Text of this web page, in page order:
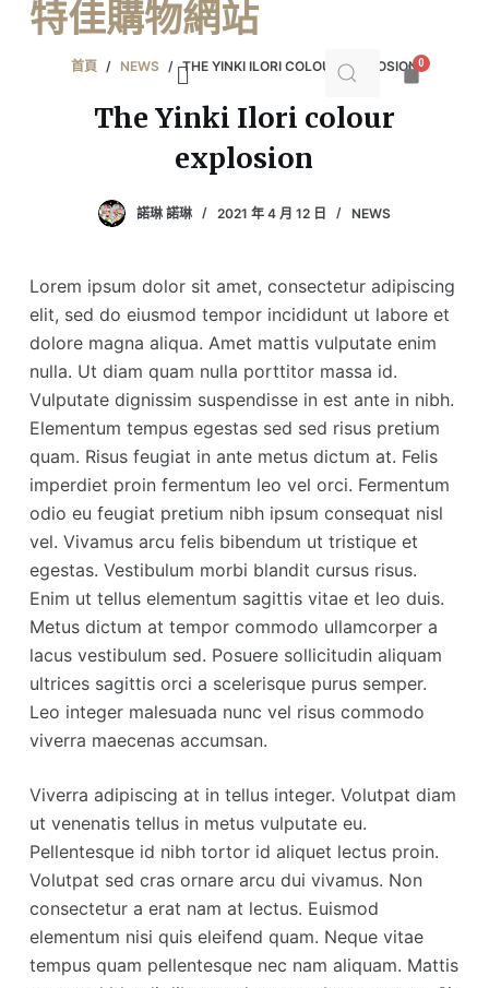
跳
特佳購物網站
首頁 / NEWS / THE YINKI ILORI COLOUR EXPLOSION
The Yinki Ilori colour
explosion
諾琳 諾琳 2021 年 4 月 12 日 NEWS
Lorem ipsum dolor sit amet, consectetur adipiscing
elit, sed do eiusmod tempor incididunt ut labore et
dolore magna aliqua. Amet mattis vulputate enim
nulla. Ut diam quam nulla porttitor massa id.
Vulputate dignissim suspendisse in est ante in nibh.
Elementum tempus egestas sed sed risus pretium
quam. Risus feugiat in ante metus dictum at. Felis
imperdiet proin fermentum leo vel orci. Fermentum
odio eu feugiat pretium nibh ipsum consequat nisl
vel. Vivamus arcu felis bibendum ut tristique et
egestas. Vestibulum morbi blandit cursus risus.
Enim ut tellus elementum sagittis vitae et leo duis.
Metus dictum at tempor commodo ullamcorper a
lacus vestibulum sed. Posuere sollicitudin aliquam
ultrices sagittis orci a scelerisque purus semper.
Leo integer malesuada nunc vel risus commodo
viverra maecenas accumsan.
Viverra adipiscing at in tellus integer. Volutpat diam
ut venenatis tellus in metus vulputate eu.
Pellentesque id nibh tortor id aliquet lectus proin.
Volutpat sed cras ornare arcu dui vivamus. Non
consectetur a erat nam at lectus. Euismod
elementum nisi quis eleifend quam. Neque vitae
tempus quam pellentesque nec nam aliquam. Mattis